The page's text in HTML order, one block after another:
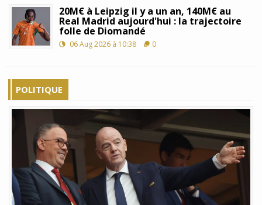
20M€ à Leipzig il y a un an, 140M€ au
Real Madrid aujourd'hui : la trajectoire
folle de Diomandé
06 Aug 2026 à 10:38 0
POLITIQUE